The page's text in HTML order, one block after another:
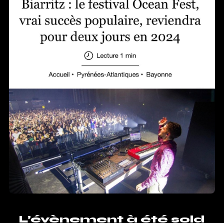
L’évènement à été sold